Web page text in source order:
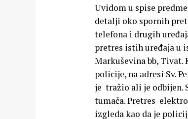
Uvidom u spise
detalji oko spornih
telefona i drugih
pretres istih uređaja u
Markuševina bb, Tivat.
policije, na adresi Sv.
je tražio ali je odbijen.
tumača. Pretres
izgleda kao da je